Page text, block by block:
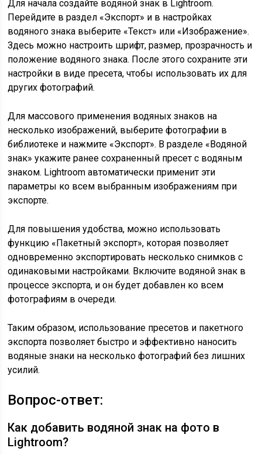
Для начала создайте водяной знак в Lightroom.
Перейдите в раздел «Экспорт» и в настройках
водяного знака выберите «Текст» или «Изображение».
Здесь можно настроить шрифт, размер, прозрачность и
положение водяного знака. После этого сохраните эти
настройки в виде пресета, чтобы использовать их для
других фотографий.
Для массового применения водяных знаков на
несколько изображений, выберите фотографии в
библиотеке и нажмите «Экспорт». В разделе «Водяной
знак» укажите ранее сохраненный пресет с водяным
знаком. Lightroom автоматически применит эти
параметры ко всем выбранным изображениям при
экспорте.
Для повышения удобства, можно использовать
функцию «Пакетный экспорт», которая позволяет
одновременно экспортировать несколько снимков с
одинаковыми настройками. Включите водяной знак в
процессе экспорта, и он будет добавлен ко всем
фотографиям в очереди.
Таким образом, использование пресетов и пакетного
экспорта позволяет быстро и эффективно наносить
водяные знаки на несколько фотографий без лишних
усилий.
Вопрос-ответ:
Как добавить водяной знак на фото в
Lightroom?